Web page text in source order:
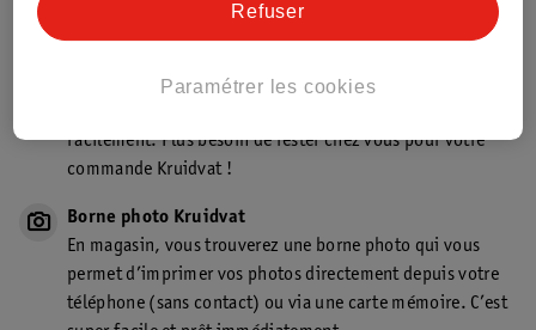
Aussi dans ce magasin
Point de retrait Kruidvat.be
facilement. Plus besoin de rester chez vous pour votre
commande Kruidvat !
Borne photo Kruidvat
En magasin, vous trouverez une borne photo qui vous
permet d’imprimer vos photos directement depuis votre
téléphone (sans contact) ou via une carte mémoire. C’est
Paramétrer les cookies
Refuser